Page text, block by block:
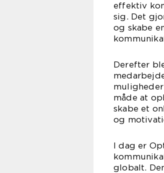
effektiv
sig. Det
og skabe
Derefter
måde at
skabe et
og
I dag er
globalt.